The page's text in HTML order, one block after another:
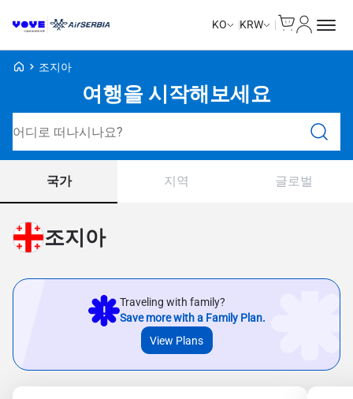
KO KRW
Voye Homepage
조지아
여행을 시작해보세요
국가 지역 글로벌
조지아
Traveling with family?
Save more with a Family Plan.
View Plans